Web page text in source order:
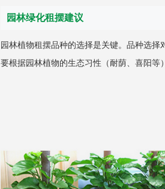
园林绿化租摆建议
园林植物租摆品种的选择是关键。品种选
要根据园林植物的生态习性（耐荫、喜阳等